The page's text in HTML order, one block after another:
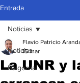
Entrada
Noticias
Baigorria
Noticias
La UNR y
Flavio Patricio
15 mar